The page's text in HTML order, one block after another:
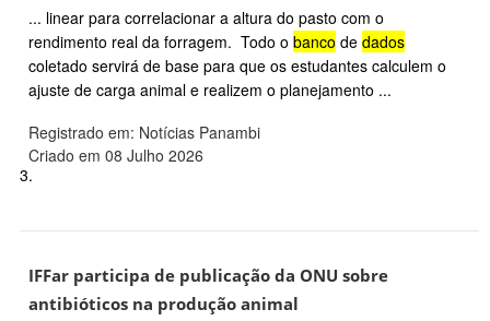
... linear para correlacionar a altura do pasto com o
rendimento real da forragem. Todo o banco de dados
coletado servirá de base para que os estudantes calculem o
ajuste de carga animal e realizem o planejamento ...
Registrado em: Notícias Panambi
Criado em 08 Julho 2026
3.
IFFar participa de publicação da ONU sobre
antibióticos na produção animal